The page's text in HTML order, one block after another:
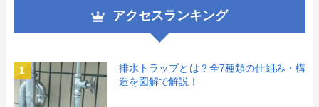
アクセスランキング
1
排水トラップとは？全7種類の仕組み・構
造を図解で解説！